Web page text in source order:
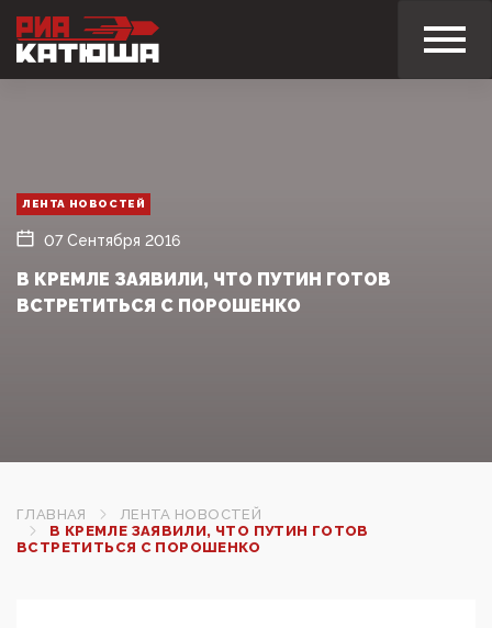
ЛЕНТА НОВОСТЕЙ
07 Сентября 2016
В КРЕМЛЕ ЗАЯВИЛИ, ЧТО ПУТИН ГОТОВ
ВСТРЕТИТЬСЯ С ПОРОШЕНКО
ГЛАВНАЯ
ЛЕНТА НОВОСТЕЙ
В КРЕМЛЕ ЗАЯВИЛИ, ЧТО ПУТИН ГОТОВ
ВСТРЕТИТЬСЯ С ПОРОШЕНКО